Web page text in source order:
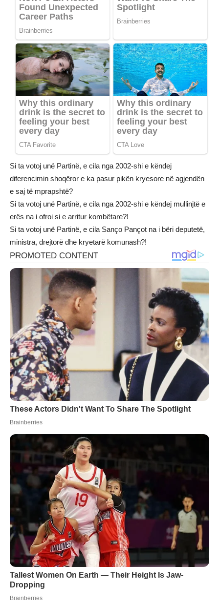
Si ta votoj unë Partinë, e cila nga 2002-shi e këndej
diferencimin shoqëror e ka pasur pikën kryesore në agjendën
e saj të mprapshtë?
Si ta votoj unë Partinë, e cila nga 2002-shi e këndej mullinjtë e
erës na i ofroi si e arritur kombëtare?!
Si ta votoj unë Partinë, e cila Sanço Pançot na i bëri deputetë,
ministra, drejtorë dhe kryetarë komunash?!